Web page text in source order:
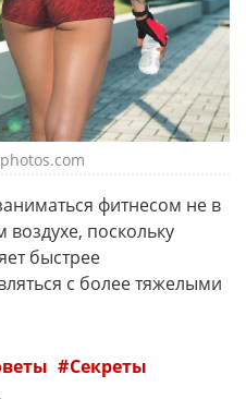
фитнесом не в
поскольку
быстрее
с более тяжелыми
Секреты